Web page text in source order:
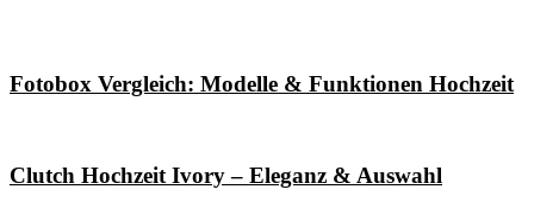
Fotobox Vergleich: Modelle & Funktionen Hochzeit
Clutch Hochzeit Ivory – Eleganz & Auswahl